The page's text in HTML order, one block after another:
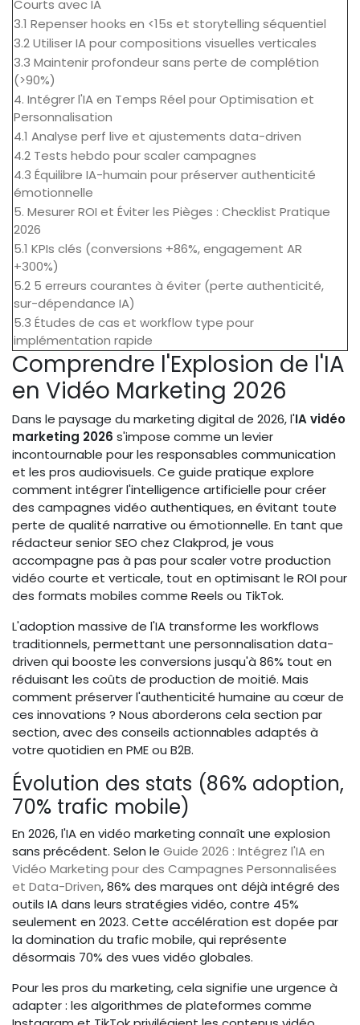
Courts avec IA
3.1 Repenser hooks en <15s et storytelling séquentiel
3.2 Utiliser IA pour compositions visuelles verticales
3.3 Maintenir profondeur sans perte de complétion
(>90%)
4. Intégrer l'IA en Temps Réel pour Optimisation et
Personnalisation
4.1 Analyse perf live et ajustements data-driven
4.2 Tests hebdo pour scaler campagnes
4.3 Équilibre IA-humain pour préserver authenticité
émotionnelle
5. Mesurer ROI et Éviter les Pièges : Checklist Pratique
2026
5.1 KPIs clés (conversions +86%, engagement AR
+300%)
5.2 5 erreurs courantes à éviter (perte authenticité,
sur-dépendance IA)
5.3 Études de cas et workflow type pour
implémentation rapide
Comprendre l'Explosion de l'IA
en Vidéo Marketing 2026
Dans le paysage du marketing digital de 2026, l'IA vidéo
marketing 2026 s'impose comme un levier
incontournable pour les responsables communication
et les pros audiovisuels. Ce guide pratique explore
comment intégrer l'intelligence artificielle pour créer
des campagnes vidéo authentiques, en évitant toute
perte de qualité narrative ou émotionnelle. En tant que
rédacteur senior SEO chez Clakprod, je vous
accompagne pas à pas pour scaler votre production
vidéo courte et verticale, tout en optimisant le ROI pour
des formats mobiles comme Reels ou TikTok.
L'adoption massive de l'IA transforme les workflows
traditionnels, permettant une personnalisation data-
driven qui booste les conversions jusqu'à 86% tout en
réduisant les coûts de production de moitié. Mais
comment préserver l'authenticité humaine au cœur de
ces innovations ? Nous aborderons cela section par
section, avec des conseils actionnables adaptés à
votre quotidien en PME ou B2B.
Évolution des stats (86% adoption,
70% trafic mobile)
En 2026, l'IA en vidéo marketing connaît une explosion
sans précédent. Selon le Guide 2026 : Intégrez l'IA en
Vidéo Marketing pour des Campagnes Personnalisées
et Data-Driven, 86% des marques ont déjà intégré des
outils IA dans leurs stratégies vidéo, contre 45%
seulement en 2023. Cette accélération est dopée par
la domination du trafic mobile, qui représente
désormais 70% des vues vidéo globales.
Pour les pros du marketing, cela signifie une urgence à
adapter : les algorithmes de plateformes comme